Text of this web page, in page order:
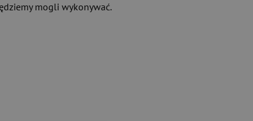
mogli wykonywać.